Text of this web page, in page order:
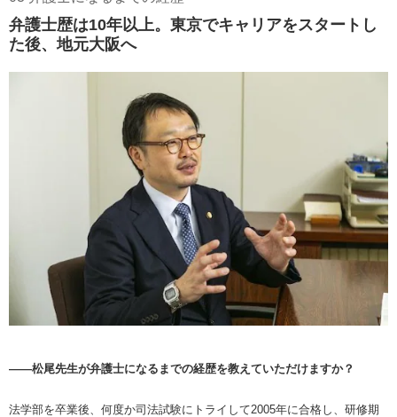
弁護士歴は10年以上。東京でキャリアをスタートし
た後、地元大阪へ
――松尾先生が弁護士になるまでの経歴を教えていただけますか？
法学部を卒業後、何度か司法試験にトライして2005年に合格し、研修期